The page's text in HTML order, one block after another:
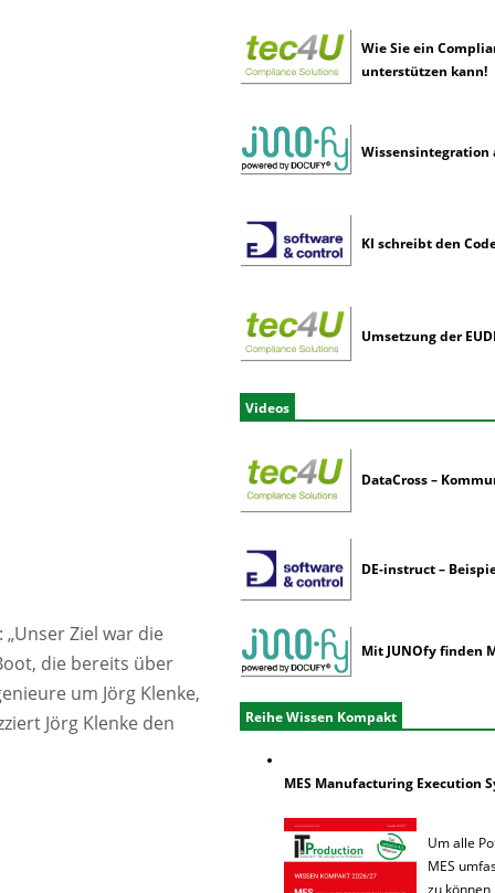
Ziel war die
die bereits über
um Jörg Klenke,
Jörg Klenke den
Wie Sie ein
unterstützen kann!
KI schreibt den
Umsetzung der
Videos
DataCross –
DE-instruct –
Mit JUNOfy finden
Reihe Wissen Kompakt
MES Manufacturing Execution
Um alle
MES
zu